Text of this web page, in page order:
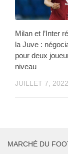
Milan et l’Inter
la Juve :
pour deux
niveau
JUILLET 7, 2022
MARCHÉ DU